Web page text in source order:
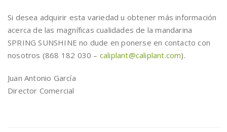
Si desea adquirir esta variedad u obtener más información
acerca de las magníficas cualidades de la mandarina
SPRING SUNSHINE no dude en ponerse en contacto con
nosotros (868 182 030 – caliplant@caliplant.com).
Juan Antonio García
Director Comercial